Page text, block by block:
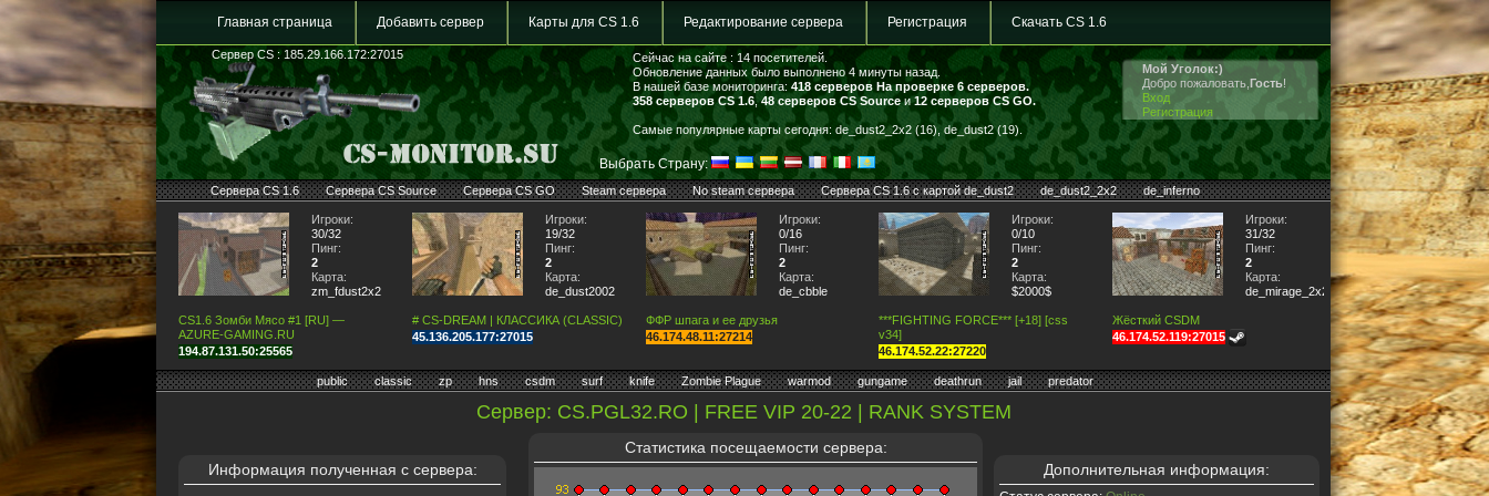
Главная страница Добавить сервер Карты для CS 1.6 Редактирование сервера Регистрация Скачать CS 1.6
Сервер CS : 185.29.166.172:27015
Выбрать Страну:
Сейчас на сайте : 14 посетителей.
Обновление данных было выполнено 4 минуты назад.
В нашей базе мониторинга: 418 серверов На проверке 6 серверов.
358 серверов CS 1.6,48 серверов CS Sourceи12 серверов CS GO.
Самые популярные карты сегодня: de_dust2_2x2 (16), de_dust2 (19).
Мой Уголок:)
Добро пожаловать, Гость!
Вход
Регистрация
Сервера CS 1.6 Сервера CS Source Сервера CS GO Steam сервера No steam сервера Сервера CS 1.6 с картой de_dust2 de_dust2_2x2 de_inferno
Игроки:
30/32
Пинг:
2
Карта:
zm_fdust2x2
CS1.6 Зомби Мясо #1 [RU] —
AZURE-GAMING.RU
194.87.131.50:25565
Игроки:
19/32
Пинг:
2
Карта:
de_dust2002
# CS-DREAM | КЛАССИКА (CLASSIC)
45.136.205.177:27015
Игроки:
0/16
Пинг:
2
Карта:
de_cbble
ФФР шпага и ее друзья
46.174.48.11:27214
Игроки:
0/10
Пинг:
2
Карта:
$2000$
***FIGHTING FORCE*** [+18] [css
v34]
46.174.52.22:27220
Игроки:
31/32
Пинг:
2
Карта:
de_mirage_2x2
Жёсткий CSDM
46.174.52.119:27015
public classic zp hns csdm surf knife Zombie Plague warmod gungame deathrun jail predator
Сервер: CS.PGL32.RO | FREE VIP 20-22 | RANK SYSTEM
Информация полученная с сервера:
Статистика посещаемости сервера:
Дополнительная информация: